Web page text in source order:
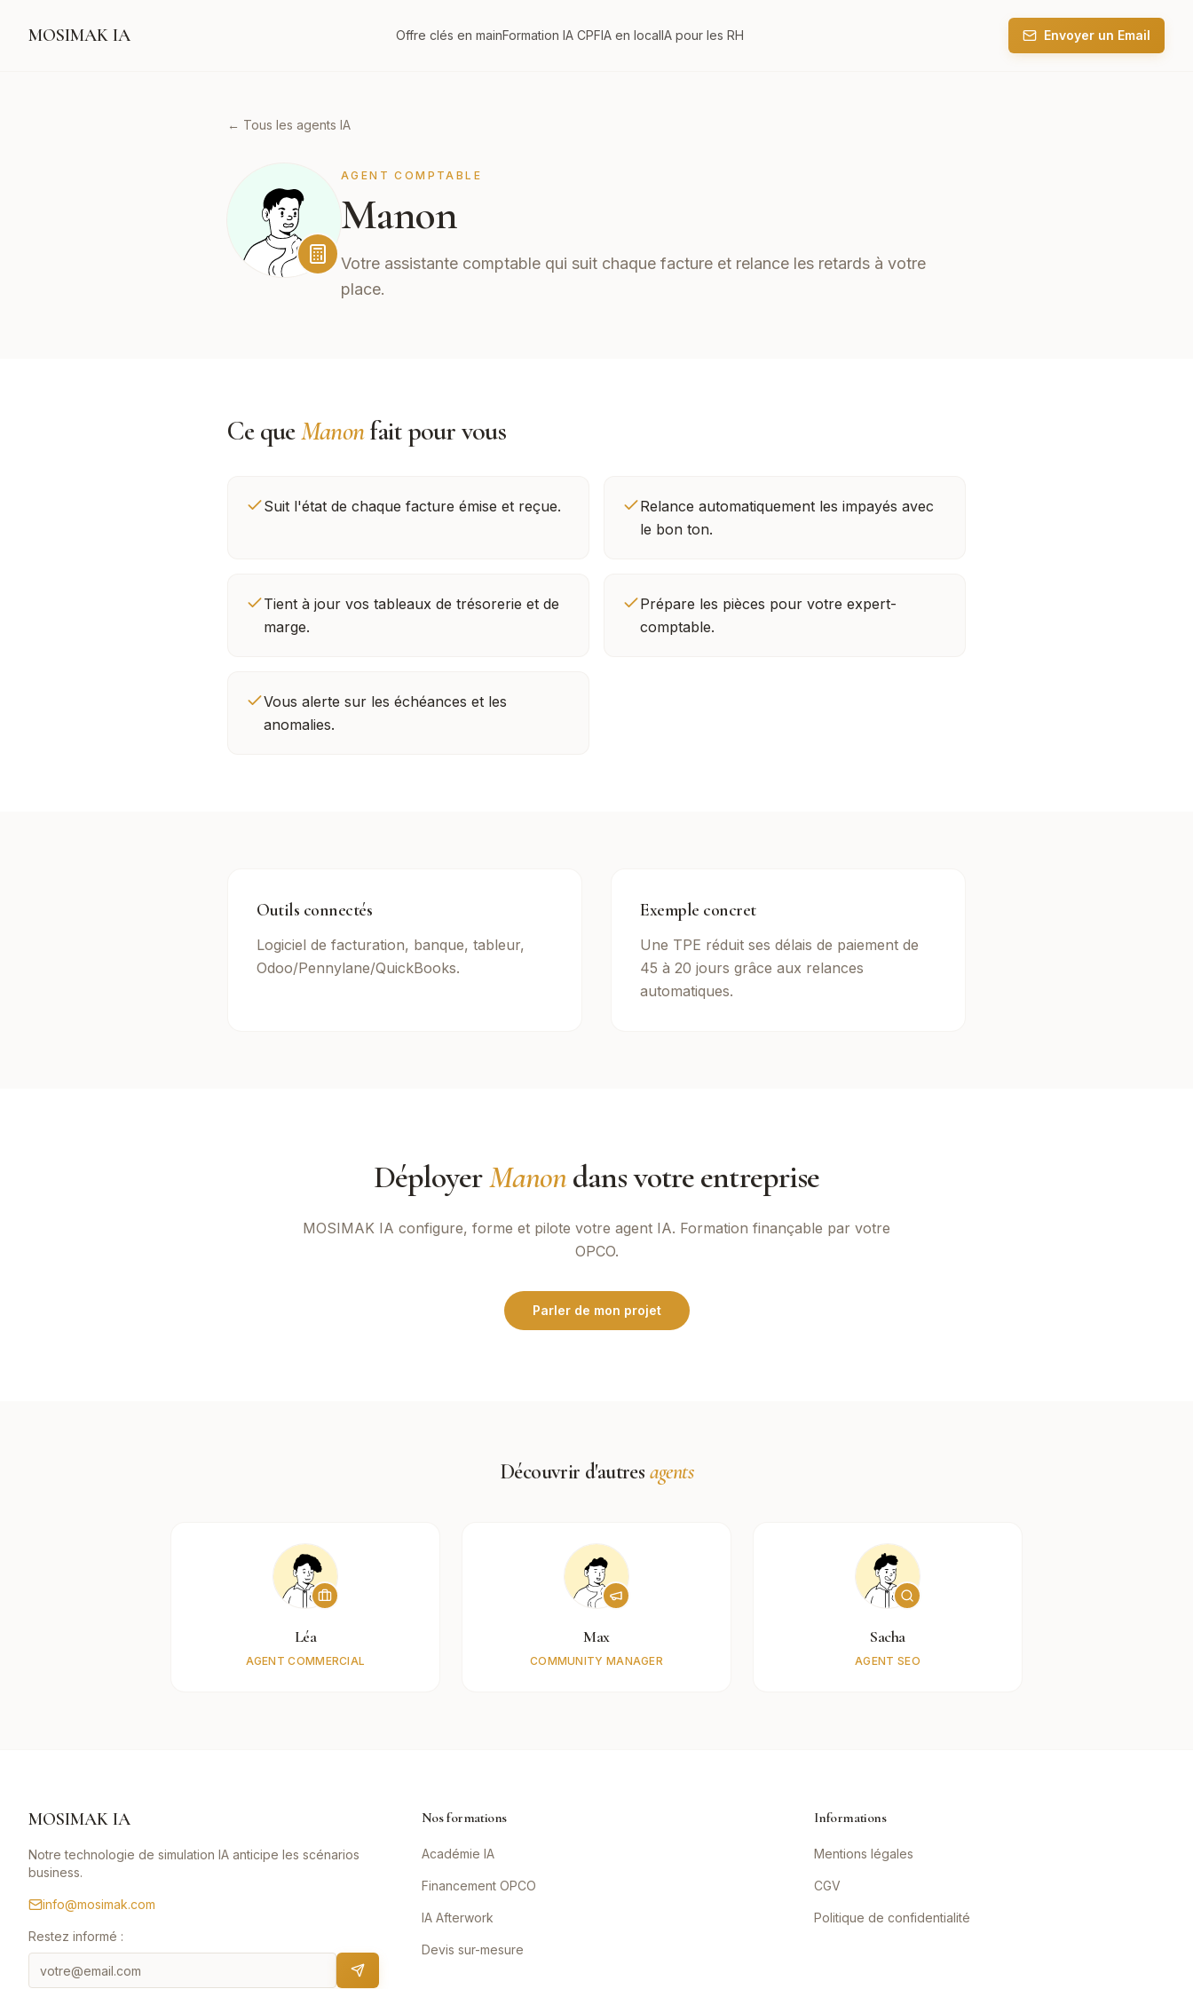
MOSIMAK IA Offre clés en mainFormation IA CPFIA en localIA pour les RH Envoyer un Email
← Tous les agents IA
AGENT COMPTABLE
Manon
Votre assistante comptable qui suit chaque facture et relance les retards à votre
place.
Ce queManonfait pour vous
Suit l'état de chaque facture émise et reçue.
Relance automatiquement les impayés avec
le bon ton.
Tient à jour vos tableaux de trésorerie et de
marge.
Prépare les pièces pour votre expert-
comptable.
Vous alerte sur les échéances et les
anomalies.
Outils connectés
Logiciel de facturation, banque, tableur,
Odoo/Pennylane/QuickBooks.
Exemple concret
Une TPE réduit ses délais de paiement de
45 à 20 jours grâce aux relances
automatiques.
DéployerManondans votre entreprise
MOSIMAK IA configure, forme et pilote votre agent IA. Formation finançable par votre
OPCO.
Parler de mon projet
Découvrir d'autres agents
Léa
AGENT COMMERCIAL
Max
COMMUNITY MANAGER
Sacha
AGENT SEO
MOSIMAK IA
Notre technologie de simulation IA anticipe les scénarios
business.
info@mosimak.com
Restez informé :
Nos formations
Académie IA
Financement OPCO
IA Afterwork
Devis sur-mesure
Informations
Mentions légales
CGV
Politique de confidentialité